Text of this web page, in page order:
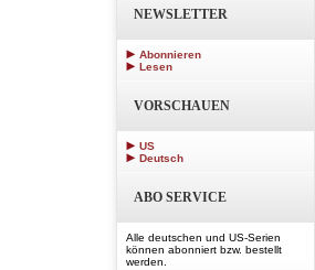
NEWSLETTER
Abonnieren
Lesen
VORSCHAUEN
US
Deutsch
ABO SERVICE
Alle deutschen und US-Serien
können abonniert bzw. bestellt
werden.